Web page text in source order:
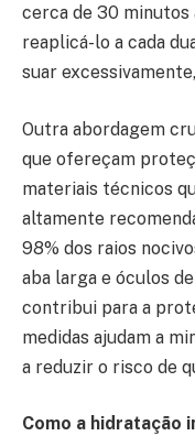
cerca de 30 minutos
reaplicá-lo a cada
suar
Outra abordagem
que ofereçam
materiais técnicos
altamente
98% dos raios
aba larga e óculos
contribui para a
medidas ajudam a
a reduzir o risco de
Como a hidratação